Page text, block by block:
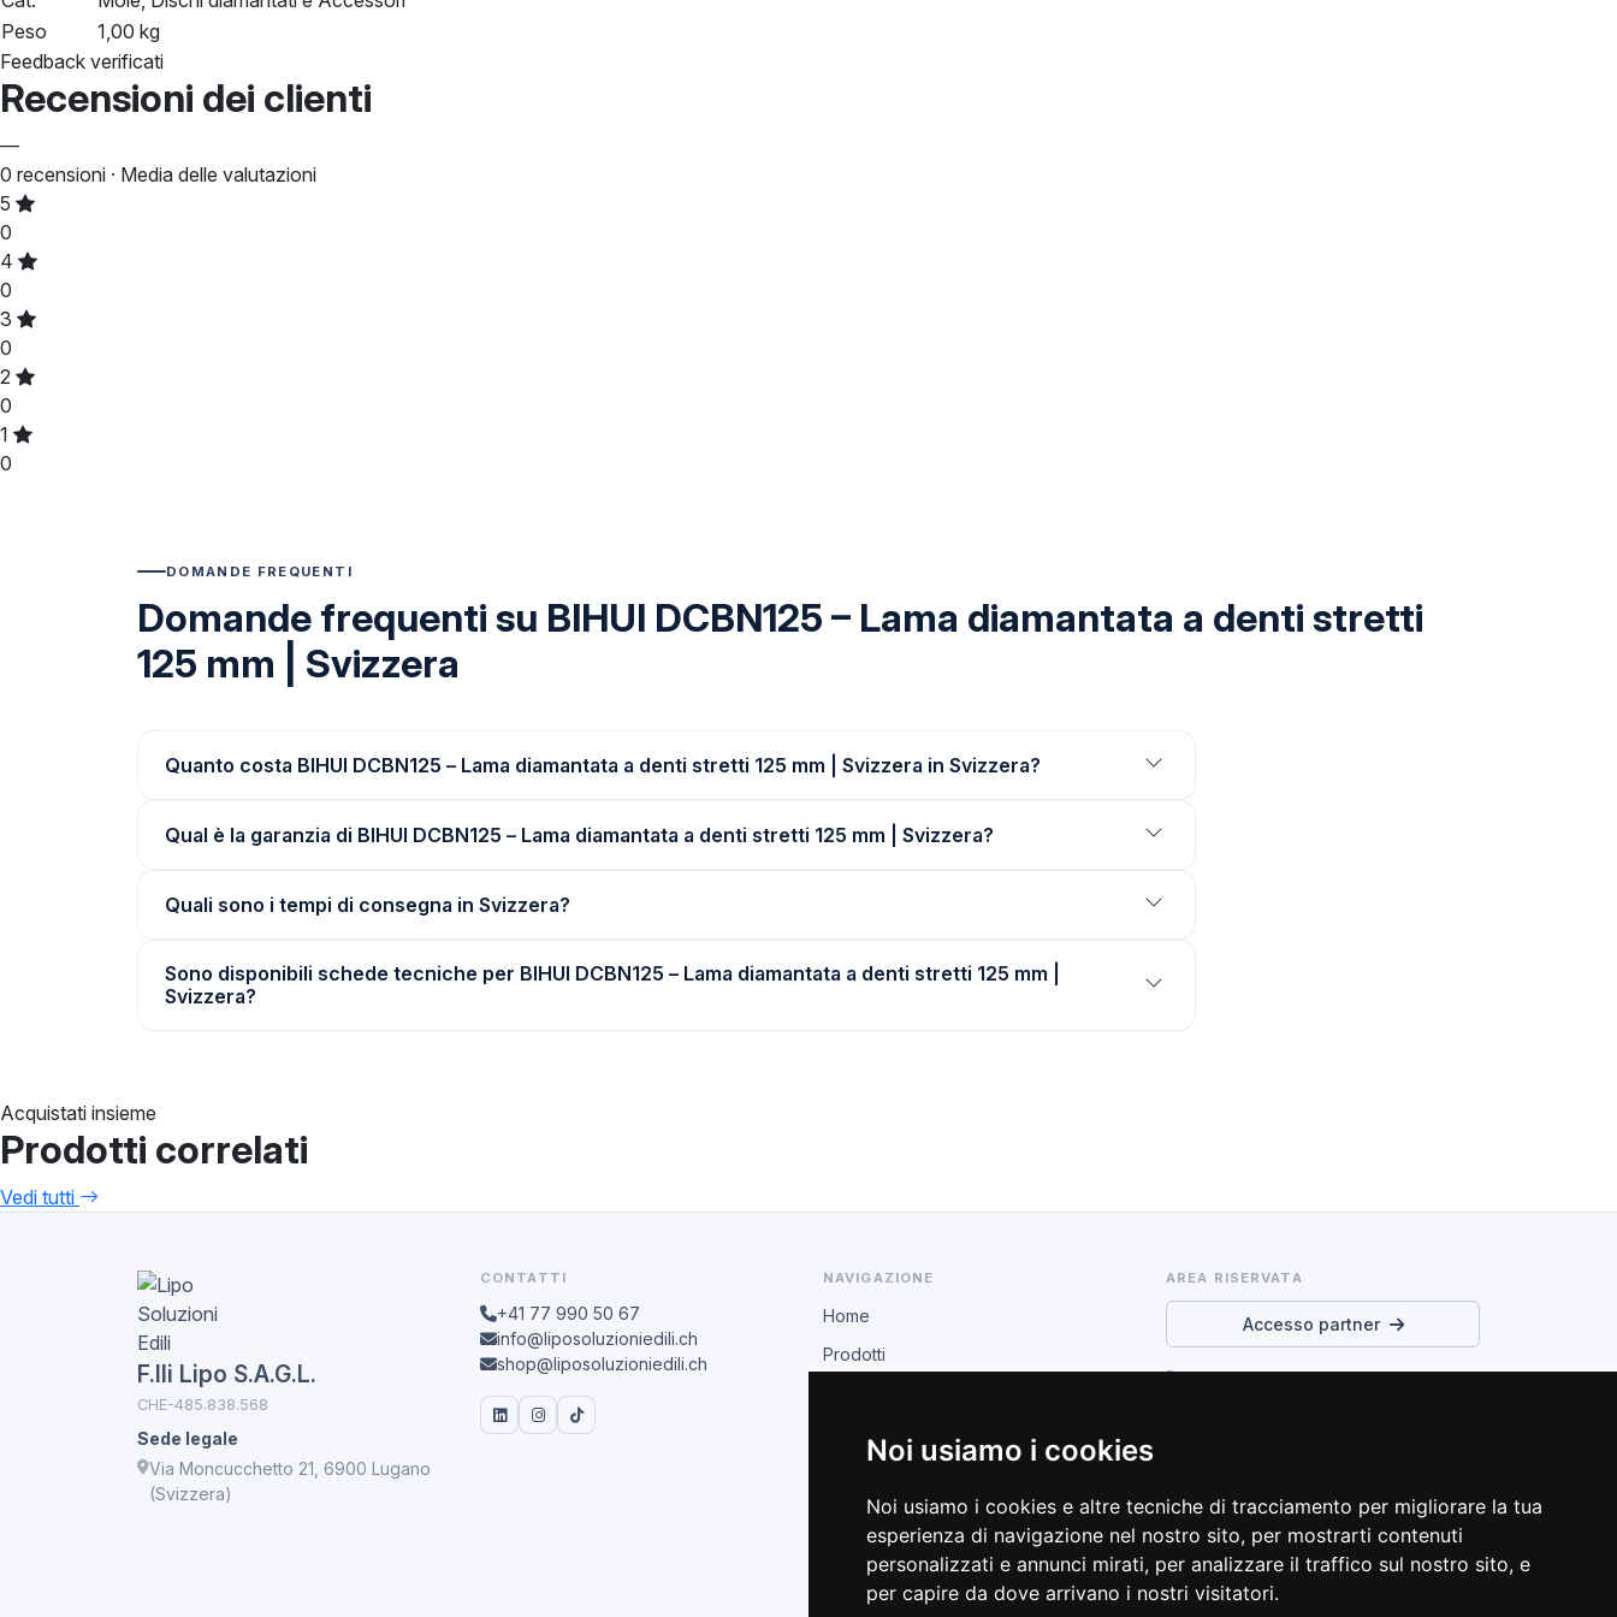
Noi usiamo i cookies
Noi usiamo i cookies e altre tecniche di tracciamento per migliorare la tua
esperienza di navigazione nel nostro sito, per mostrarti contenuti
personalizzati e annunci mirati, per analizzare il traffico sul nostro sito, e
per capire da dove arrivano i nostri visitatori.
Peso
1,00 kg
Feedback verificati
Recensioni dei clienti
—
0 recensioni · Media delle valutazioni
5
0
4
0
3
0
2
0
1
0
DOMANDE FREQUENTI
Domande frequenti su BIHUI DCBN125 – Lama diamantata a denti stretti
125 mm | Svizzera
Quanto costa BIHUI DCBN125 – Lama diamantata a denti stretti 125 mm | Svizzera in Svizzera?
Qual è la garanzia di BIHUI DCBN125 – Lama diamantata a denti stretti 125 mm | Svizzera?
Quali sono i tempi di consegna in Svizzera?
Sono disponibili schede tecniche per BIHUI DCBN125 – Lama diamantata a denti stretti 125 mm |
Svizzera?
Acquistati insieme
Prodotti correlati
Vedi tutti
F.lli Lipo S.A.G.L.
CHE-485.838.568
Sede legale
Via Moncucchetto 21, 6900 Lugano
(Svizzera)
CONTATTI
+41 77 990 50 67
info@liposoluzioniedili.ch
shop@liposoluzioniedili.ch
NAVIGAZIONE
Home
Prodotti
Condizioni B2B
Catalogo 2026
Formazione tecnica
AREA RISERVATA
Accesso partner